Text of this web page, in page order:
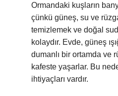
Ormandaki kuşların
çünkü güneş, su ve
temizlemek ve doğal
kolaydır. Evde, güneş
dumanlı bir ortamda ve
kafeste yaşarlar. Bu
ihtiyaçları vardır.